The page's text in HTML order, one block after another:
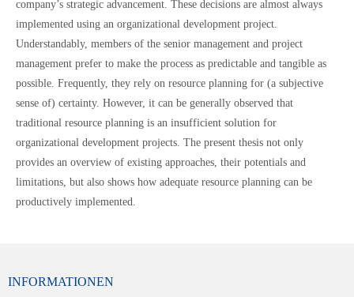
company’s strategic advancement. These decisions are almost always
implemented using an organizational development project.
Understandably, members of the senior management and project
management prefer to make the process as predictable and tangible as
possible. Frequently, they rely on resource planning for (a subjective
sense of) certainty. However, it can be generally observed that
traditional resource planning is an insufficient solution for
organizational development projects. The present thesis not only
provides an overview of existing approaches, their potentials and
limitations, but also shows how adequate resource planning can be
productively implemented.
INFORMATIONEN